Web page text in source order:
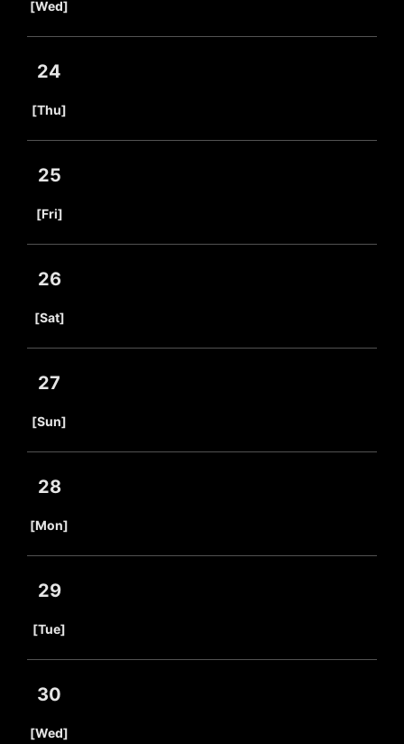
[Wed]
24
[Thu]
25
[Fri]
26
[Sat]
27
[Sun]
28
[Mon]
29
[Tue]
30
[Wed]